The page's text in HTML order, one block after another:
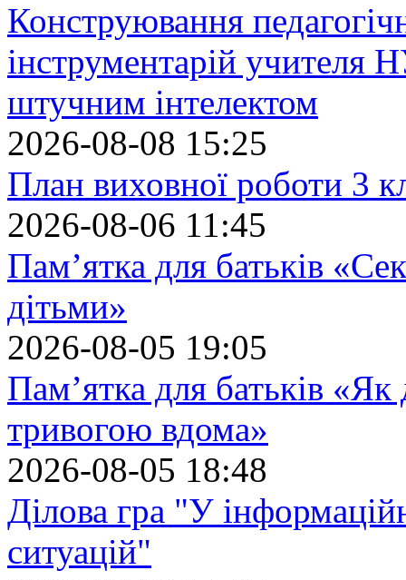
Конструювання
інструментарій учителя
штучним інтелектом
2026-08-08 15:25
План виховної роботи 3
2026-08-06 11:45
Пам’ятка для батьків
дітьми»
2026-08-05 19:05
Пам’ятка для батьків
тривогою вдома»
2026-08-05 18:48
Ділова гра "У
ситуацій"